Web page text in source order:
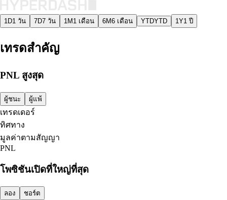
1D1 วัน 7D7 วัน 1M 1 เดือน 6M6 เดือน YTDYTD 1Y1 ปี
เทรดสำคัญ
PNL สูงสุด
ผู้ชนะ ผู้แพ้
เทรดเดอร์
ทิศทาง
มูลค่าตามสัญญา
PNL
โพซิชันเปิดที่ใหญ่ที่สุด
ลอง ชอร์ต